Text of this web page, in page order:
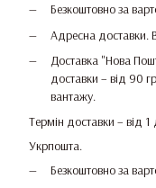
Безкоштовно за
Адресна доставки.
Доставка "Нова
доставки – від 90
вантажу.
Термін доставки – від
Укрпошта.
Безкоштовно за